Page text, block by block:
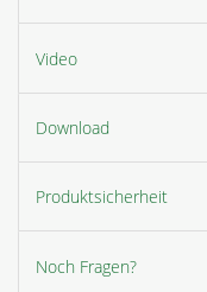
Video
Download
Produktsicherheit
Noch Fragen?